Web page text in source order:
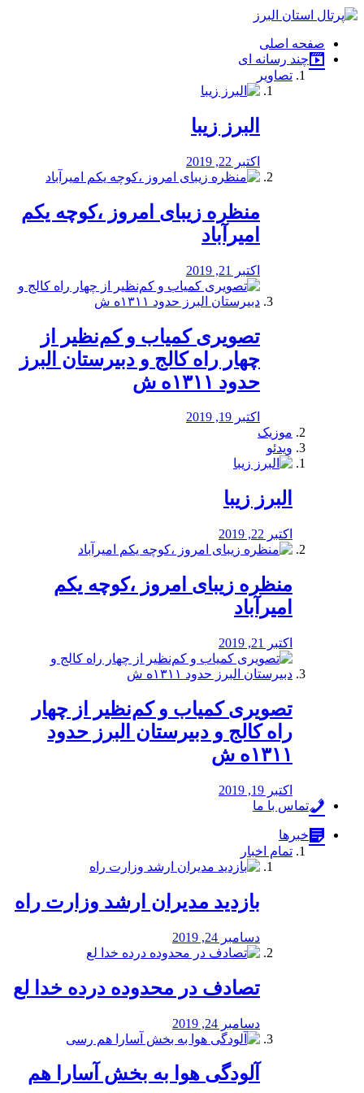
فصد
شرق
تهران
خشکشویی
صفحه اصلی
چند رسانه ای
تصاویر
البرز زیبا
اکتبر 22, 2019
منظره‌‌ زیبای امروز ،کوچه یکم
امیرآباد
اکتبر 21, 2019
️تصویری کمیاب و کم‌نظیر از
چهار راه كالج و دبيرستان البرز
حدود ۱۳۱۱ه ش
اکتبر 19, 2019
موزیک
ویدئو
البرز زیبا
اکتبر 22, 2019
منظره‌‌ زیبای امروز ،کوچه یکم
امیرآباد
اکتبر 21, 2019
️تصویری کمیاب و کم‌نظیر از چهار
راه كالج و دبيرستان البرز حدود
۱۳۱۱ه ش
اکتبر 19, 2019
تماس با ما
خبرها
تمام اخبار
بازدید مدیران ارشد وزارت راه
دسامبر 24, 2019
تصادف در محدوده درده خدا لع
دسامبر 24, 2019
آلودگی هوا به بخش آسارا هم